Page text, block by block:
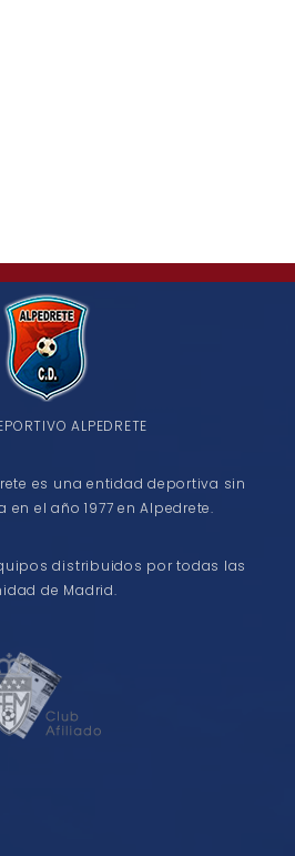
ALPEDRETE
es una entidad deportiva sin
el año 1977 en Alpedrete.
distribuidos por todas las
de Madrid.